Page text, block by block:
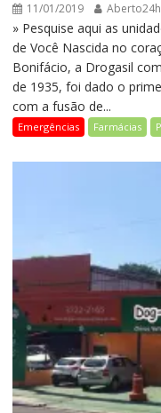
11/01/2019
» Pesquise aqui as
de Você Nascida no
Bonifácio, a Drogasil
de 1935, foi dado o
com a fusão de...
Emergências Farmácias